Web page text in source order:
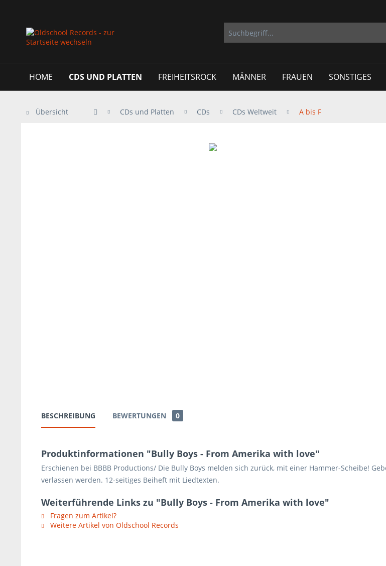
HOME CDS UND PLATTEN FREIHEITSROCK MÄNNER FRAUEN SONSTIGES
Übersicht CDs und Platten CDs CDs Weltweit A bis F
BESCHREIBUNG BEWERTUNGEN 0
Produktinformationen "Bully Boys - From Amerika with love"
Erschienen bei BBBB Productions/ Die Bully Boys melden sich zurück, mit einer Hammer-Scheibe!
verlassen werden. 12-seitiges Beiheft mit Liedtexten.
Weiterführende Links zu "Bully Boys - From Amerika with love"
Fragen zum Artikel?
Weitere Artikel von Oldschool Records